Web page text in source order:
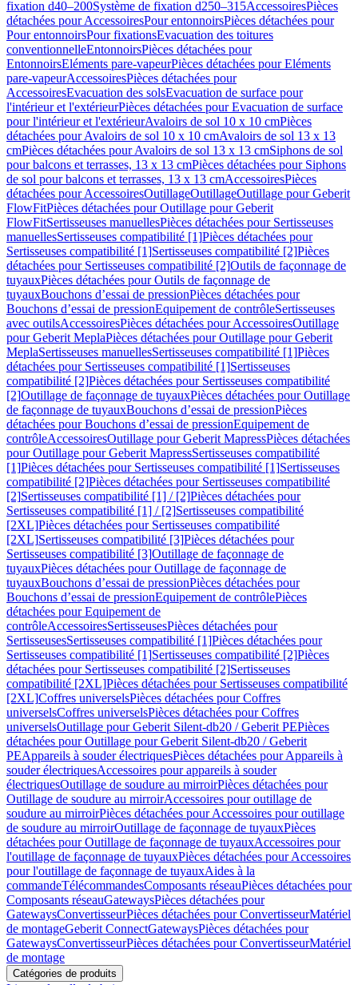
fixation d40–200Système de fixation d250–315AccessoiresPièces
détachées pour AccessoiresPour entonnoirsPièces détachées pour
Pour entonnoirsPour fixationsEvacuation des toitures
conventionnelleEntonnoirsPièces détachées pour
EntonnoirsEléments pare-vapeurPièces détachées pour Eléments
pare-vapeurAccessoiresPièces détachées pour
AccessoiresEvacuation des solsEvacuation de surface pour
l'intérieur et l'extérieurPièces détachées pour Evacuation de surface
pour l'intérieur et l'extérieurAvaloirs de sol 10 x 10 cmPièces
détachées pour Avaloirs de sol 10 x 10 cmAvaloirs de sol 13 x 13
cmPièces détachées pour Avaloirs de sol 13 x 13 cmSiphons de sol
pour balcons et terrasses, 13 x 13 cmPièces détachées pour Siphons
de sol pour balcons et terrasses, 13 x 13 cmAccessoiresPièces
détachées pour AccessoiresOutillageOutillageOutillage pour Geberit
FlowFitPièces détachées pour Outillage pour Geberit
FlowFitSertisseuses manuellesPièces détachées pour Sertisseuses
manuellesSertisseuses compatibilité [1]Pièces détachées pour
Sertisseuses compatibilité [1]Sertisseuses compatibilité [2]Pièces
détachées pour Sertisseuses compatibilité [2]Outils de façonnage de
tuyauxPièces détachées pour Outils de façonnage de
tuyauxBouchons d’essai de pressionPièces détachées pour
Bouchons d’essai de pressionEquipement de contrôleSertisseuses
avec outilsAccessoiresPièces détachées pour AccessoiresOutillage
pour Geberit MeplaPièces détachées pour Outillage pour Geberit
MeplaSertisseuses manuellesSertisseuses compatibilité [1]Pièces
détachées pour Sertisseuses compatibilité [1]Sertisseuses
compatibilité [2]Pièces détachées pour Sertisseuses compatibilité
[2]Outillage de façonnage de tuyauxPièces détachées pour Outillage
de façonnage de tuyauxBouchons d’essai de pressionPièces
détachées pour Bouchons d’essai de pressionEquipement de
contrôleAccessoiresOutillage pour Geberit MapressPièces détachées
pour Outillage pour Geberit MapressSertisseuses compatibilité
[1]Pièces détachées pour Sertisseuses compatibilité [1]Sertisseuses
compatibilité [2]Pièces détachées pour Sertisseuses compatibilité
[2]Sertisseuses compatibilité [1] / [2]Pièces détachées pour
Sertisseuses compatibilité [1] / [2]Sertisseuses compatibilité
[2XL]Pièces détachées pour Sertisseuses compatibilité
[2XL]Sertisseuses compatibilité [3]Pièces détachées pour
Sertisseuses compatibilité [3]Outillage de façonnage de
tuyauxPièces détachées pour Outillage de façonnage de
tuyauxBouchons d’essai de pressionPièces détachées pour
Bouchons d’essai de pressionEquipement de contrôlePièces
détachées pour Equipement de
contrôleAccessoiresSertisseusesPièces détachées pour
SertisseusesSertisseuses compatibilité [1]Pièces détachées pour
Sertisseuses compatibilité [1]Sertisseuses compatibilité [2]Pièces
détachées pour Sertisseuses compatibilité [2]Sertisseuses
compatibilité [2XL]Pièces détachées pour Sertisseuses compatibilité
[2XL]Coffres universelsPièces détachées pour Coffres
universelsCoffres universelsPièces détachées pour Coffres
universelsOutillage pour Geberit Silent-db20 / Geberit PEPièces
détachées pour Outillage pour Geberit Silent-db20 / Geberit
PEAppareils à souder électriquesPièces détachées pour Appareils à
souder électriquesAccessoires pour appareils à souder
électriquesOutillage de soudure au mirroirPièces détachées pour
Outillage de soudure au mirroirAccessoires pour outillage de
soudure au mirroirPièces détachées pour Accessoires pour outillage
de soudure au mirroirOutillage de façonnage de tuyauxPièces
détachées pour Outillage de façonnage de tuyauxAccessoires pour
l'outillage de façonnage de tuyauxPièces détachées pour Accessoires
pour l'outillage de façonnage de tuyauxAides à la
commandeTélécommandesComposants réseauPièces détachées pour
Composants réseauGatewaysPièces détachées pour
GatewaysConvertisseurPièces détachées pour ConvertisseurMatériel
de montageGeberit ConnectGatewaysPièces détachées pour
GatewaysConvertisseurPièces détachées pour ConvertisseurMatériel
de montage
Catégories de produits